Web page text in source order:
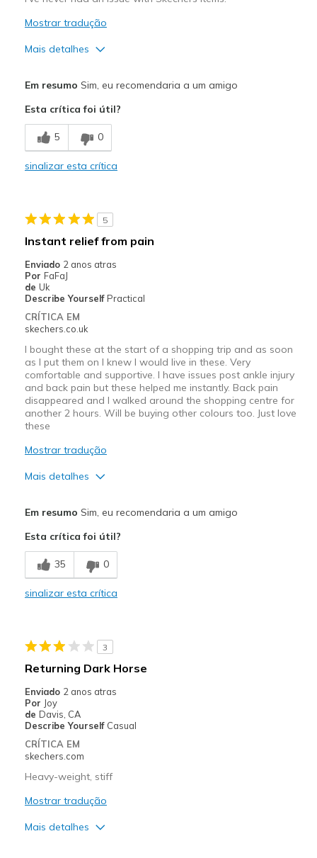
Mostrar tradução
Mais detalhes
Comfortable
Durable
Feels true to size
View On Shoes
Shoes are for Wearing
Em resumo Sim, eu recomendaria a um amigo
Esta crítica foi útil?
5 0
sinalizar esta crítica
5
Instant relief from pain
Enviado 2 anos atras
Por FaFaJ
de Uk
Describe Yourself Practical
CRÍTICA EM
skechers.co.uk
I bought these at the start of a shopping trip and as soon
as I put them on I knew I would live in these. Very
comfortable and supportive. I have issues post ankle injury
and back pain but these helped me instantly. Back pain
disappeared and I walked around the shopping centre for
another 2 hours. Will be buying other colours too. Just love
these
Mostrar tradução
Mais detalhes
Breathe Well
Comfortable
Melhores utilizações
Going Out
Special Occasions
Travel
Width
View On Shoes
Em resumo Sim, eu recomendaria a um amigo
Esta crítica foi útil?
35 0
sinalizar esta crítica
3
Returning Dark Horse
Enviado 2 anos atras
Por Joy
de Davis, CA
Describe Yourself Casual
CRÍTICA EM
skechers.com
Heavy-weight, stiff
Mostrar tradução
Mais detalhes